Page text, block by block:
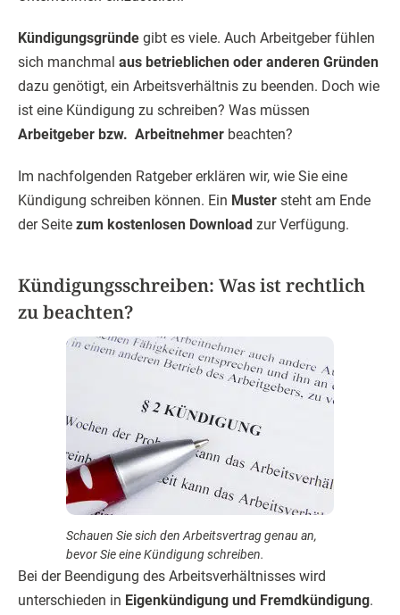
Kündigungsgründe gibt es viele. Auch Arbeitgeber fühlen
sich manchmal aus betrieblichen oder anderen Gründen
dazu genötigt, ein Arbeitsverhältnis zu beenden. Doch wie
ist eine Kündigung zu schreiben? Was müssen
Arbeitgeber bzw. Arbeitnehmer beachten?
Im nachfolgenden Ratgeber erklären wir, wie Sie eine
Kündigung schreiben können. Ein Muster steht am Ende
der Seite zum kostenlosen Download zur Verfügung.
Kündigungsschreiben: Was ist rechtlich
zu beachten?
Schauen Sie sich den Arbeitsvertrag genau an,
bevor Sie eine Kündigung schreiben.
Bei der Beendigung des Arbeitsverhältnisses wird
unterschieden in Eigenkündigung und Fremdkündigung.